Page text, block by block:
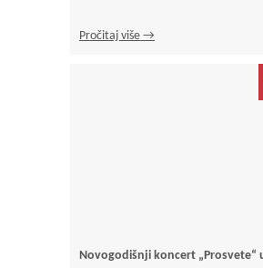
Pročitaj više →
Novogodišnji koncert „Prosvete“